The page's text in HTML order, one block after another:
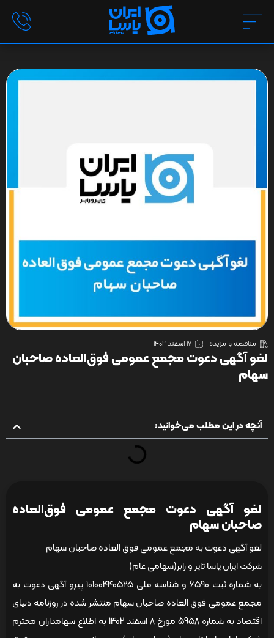
مناقصه و مزایده 17 اسفند 1402
لغو آگهی دعوت مجمع عمومی فوق‌العاده صاحبان
سهام
آنچه در این مطلب می‌خوانید:
لغو آگهی دعوت مجمع عمومی فوق‌العاده
صاحبان سهام
لغو آگهی دعوت به مجمع عمومی فوق العاده صاحبان سهام
شرکت ایران یاسا تایر و رابر(سهامی عام)
به شماره ثبت 6590 و شناسه ملی 10100440525 پیرو آگهی دعوت به
مجمع عمومی فوق العاده صاحبان سهام منتشر شده در روزنامه دنیای
اقتصاد به شماره 5958 مورخ 8 اسفند 1402 به اطلاع سهامداران محترم